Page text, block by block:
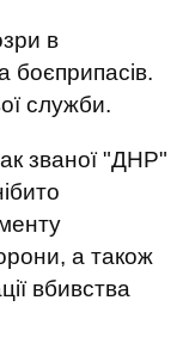
в
боєприпасів.
служби.
званої "ДНР"
а також
вбивства